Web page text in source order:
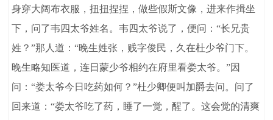
身穿大阔布衣服，扭扭捏捏，做些假斯文像，进来作揖坐
下，问了韦四太爷姓名。韦四太爷说了，便问：“长兄贵
姓？”那人道：“晚生姓张，贱字俊民，久在杜少爷门下。
晚生略知医道，连日蒙少爷相约在府里看娄太爷。”因
问：“娄太爷今日吃药如何？”杜少卿便叫加爵去问。问了
回来道：“娄太爷吃了药，睡了一觉，醒了。这会觉的清爽